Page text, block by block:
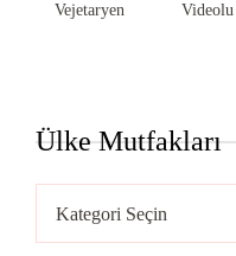
Vejetaryen Videolu
Ülke Mutfakları
Mutfakları